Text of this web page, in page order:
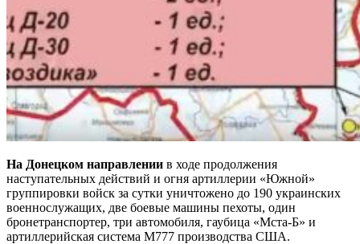
На Донецком направлении в ходе продолжения
наступательных действий и огня артиллерии «Южной»
группировки войск за сутки уничтожено до 190 украинских
военнослужащих, две боевые машины пехоты, один
бронетранспортер, три автомобиля, гаубица «Мста-Б» и
артиллерийская система М777 производства США.